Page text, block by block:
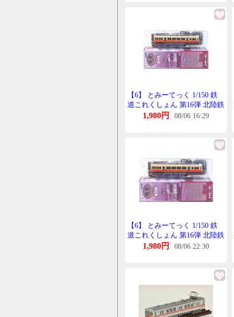
【6】 とみーてっく 1/150 鉄
道これくしょん 第16弾 北陸鉄
道 くは6051 みにかー Nげーじ
1,980円 08/06 16:29
【6】 とみーてっく 1/150 鉄
道これくしょん 第16弾 北陸鉄
道 くは6051 単品
1,980円 08/06 22:30